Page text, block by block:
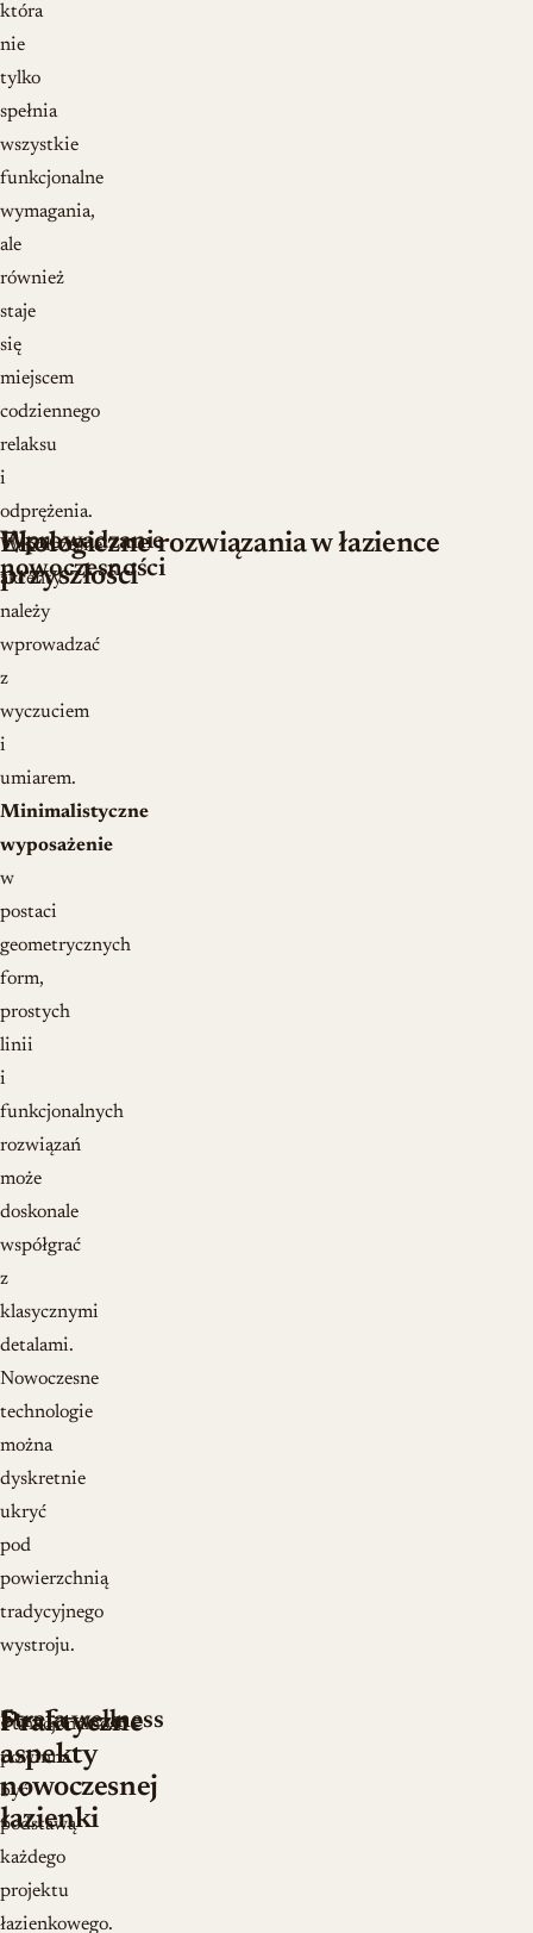
która
nie
tylko
spełnia
wszystkie
funkcjonalne
wymagania,
ale
również
staje
się
miejscem
codziennego
relaksu
i
odprężenia.
Wprowadzanie
nowoczesności
Współczesne
akcenty
należy
wprowadzać
z
wyczuciem
i
umiarem.
Minimalistyczne
wyposażenie
w
postaci
geometrycznych
form,
prostych
linii
i
funkcjonalnych
rozwiązań
może
doskonale
współgrać
z
klasycznymi
detalami.
Nowoczesne
technologie
można
dyskretnie
ukryć
pod
powierzchnią
tradycyjnego
wystroju.
Ekologiczne rozwiązania w łazience
przyszłości
Praktyczne
aspekty
nowoczesnej
łazienki
Funkcjonalność
powinna
być
podstawą
każdego
projektu
łazienkowego.
Strefa wellness